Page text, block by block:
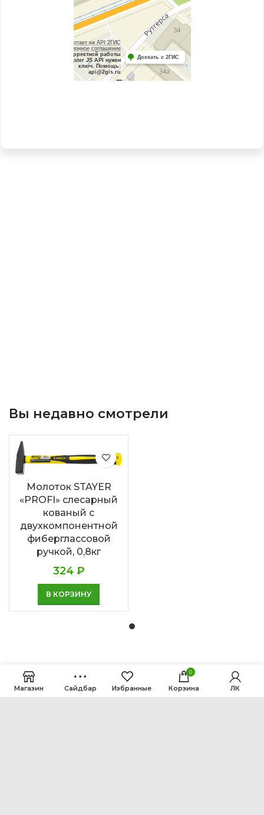
Вы недавно смотрели
Молоток STAYER
«PROFI» слесарный
кованый с
двухкомпонентной
фиберглассовой
ручкой, 0,8кг
324 ₽
В КОРЗИНУ
Магазин Сайдбар Избранные
0
Корзина ЛК